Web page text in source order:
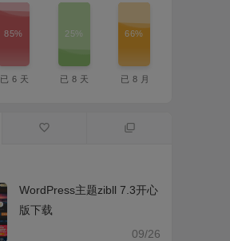
85%
已 6 天
25%
已 8 天
66%
已 8 月
WordPress主题zibll 7.3开心
版下载
09/26